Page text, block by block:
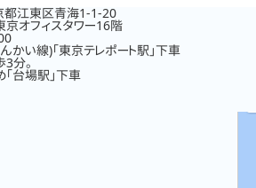
都江東区青海1-1-20
京オフィスタワー16階
かい線)「東京テレポート駅」下車
分。
台場駅」下車